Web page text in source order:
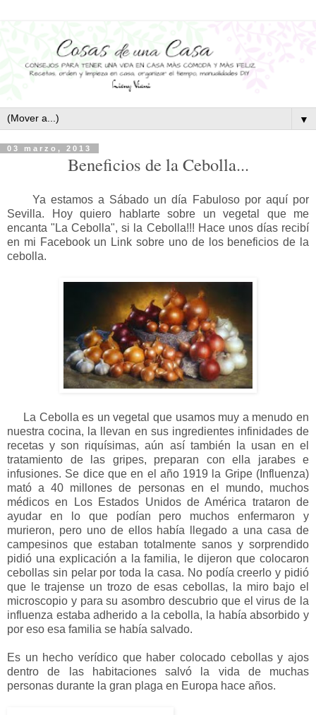
▼
03 marzo, 2013
Beneficios de la Cebolla...
Ya estamos a Sábado un día Fabuloso por aquí por
Sevilla. Hoy quiero hablarte sobre un vegetal que me
encanta "La Cebolla", si la Cebolla!!! Hace unos días recibí
en mi Facebook un Link sobre uno de los beneficios de la
cebolla.
La Cebolla es un vegetal que usamos muy a menudo en
nuestra cocina, la llevan en sus ingredientes infinidades de
recetas y son riquísimas, aún así también la usan en el
tratamiento de las gripes, preparan con ella jarabes e
infusiones. Se dice que en el año 1919 la Gripe (Influenza)
mató a 40 millones de personas en el mundo, muchos
médicos en Los Estados Unidos de América trataron de
ayudar en lo que podían pero muchos enfermaron y
murieron, pero uno de ellos había llegado a una casa de
campesinos que estaban totalmente sanos y sorprendido
pidió una explicación a la familia, le dijeron que colocaron
cebollas sin pelar por toda la casa. No podía creerlo y pidió
que le trajense un trozo de esas cebollas, la miro bajo el
microscopio y para su asombro descubrio que el virus de la
influenza estaba adherido a la cebolla, la había absorbido y
por eso esa familia se había salvado.
Es un hecho verídico que haber colocado cebollas y ajos
dentro de las habitaciones salvó la vida de muchas
personas durante la gran plaga en Europa hace años.